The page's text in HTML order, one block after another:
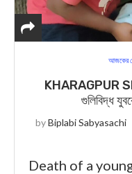
আজকের
KHARAGPUR
গুলিবিদ্ধ
byBiplabi Sabyasachi
Death of a